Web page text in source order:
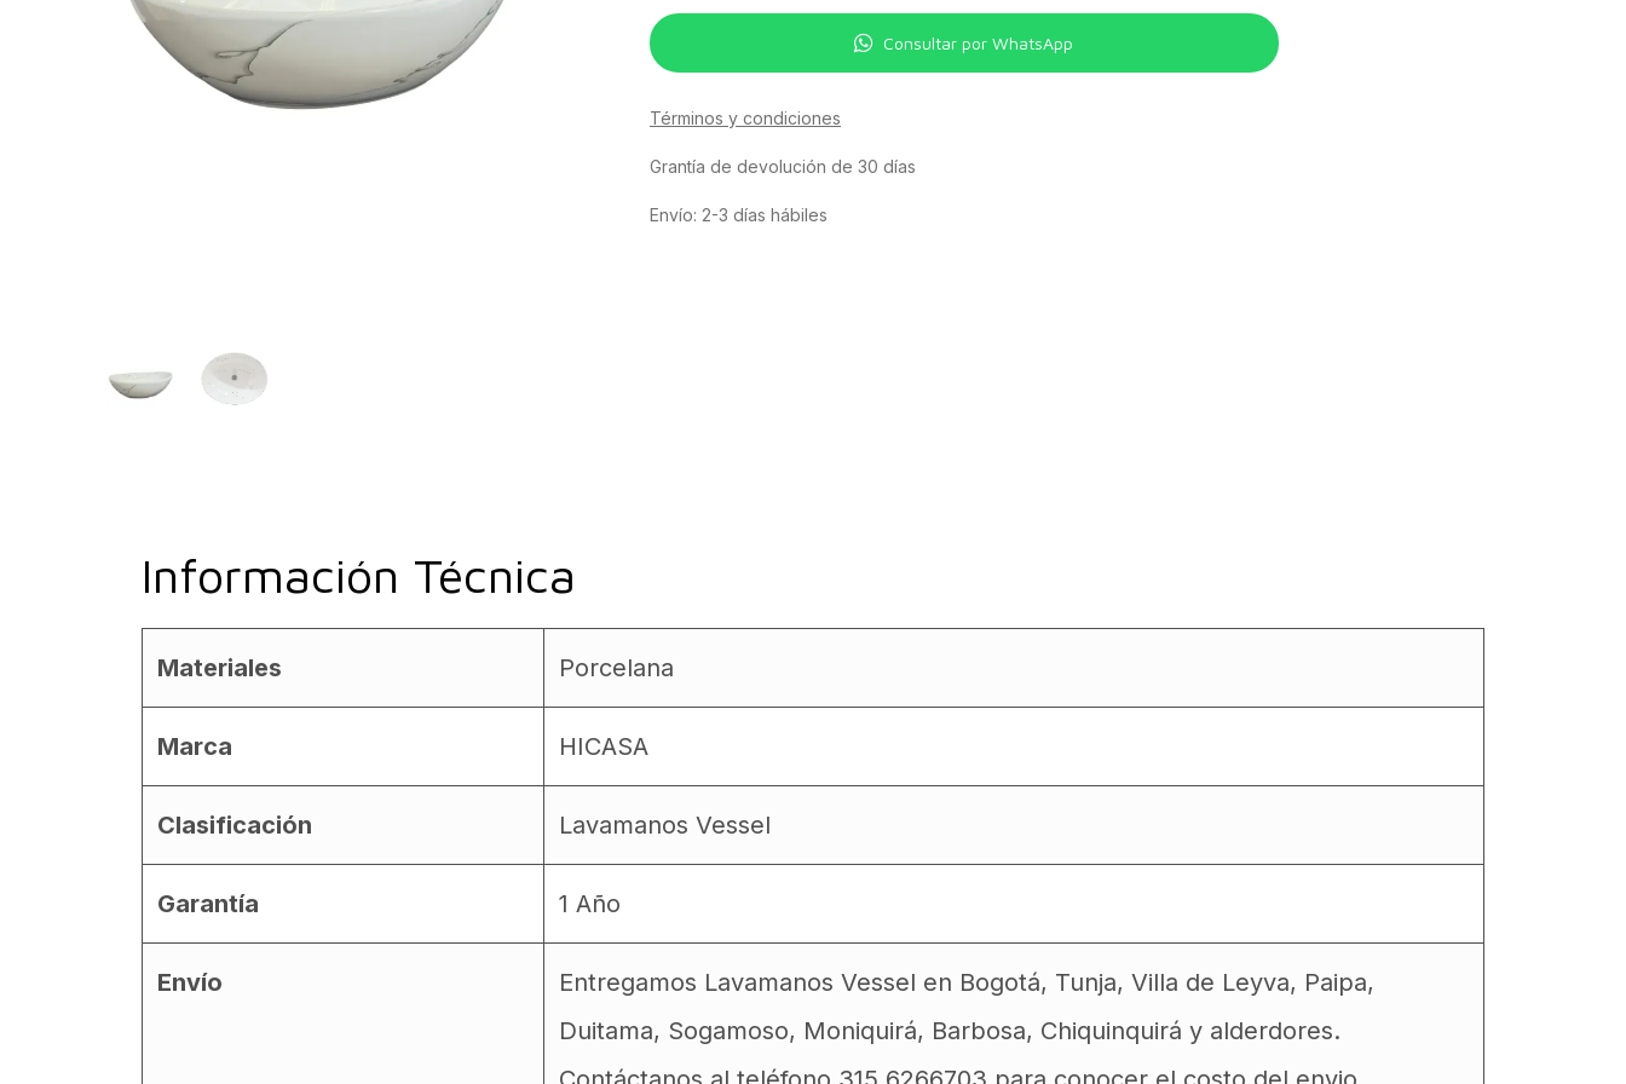
Consultar por WhatsApp
Términos y condiciones
Grantía de devolución de 30 días
Envío: 2-3 días hábiles
Información Técnica
Materiales Porcelana
Marca HICASA
Clasificación Lavamanos Vessel
Garantía 1 Año
Envío
Entregamos Lavamanos Vessel en Bogotá, Tunja, Villa de Leyva, Paipa,
Duitama, Sogamoso, Moniquirá, Barbosa, Chiquinquirá y alderdores.